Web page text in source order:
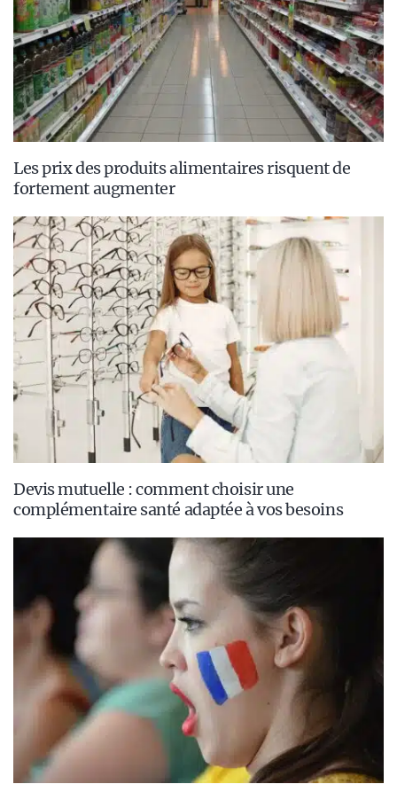
Les prix des produits alimentaires risquent de
fortement augmenter
Devis mutuelle : comment choisir une
complémentaire santé adaptée à vos besoins